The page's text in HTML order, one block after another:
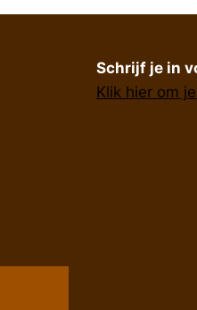
Schrijf je in
Klik hier om